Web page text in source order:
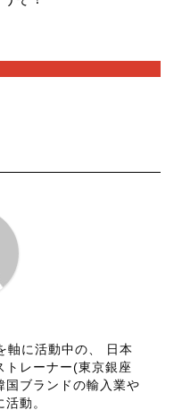
軸に活動中の、 日本
トレーナー(東京銀座
ブランドの輸入業や
動。